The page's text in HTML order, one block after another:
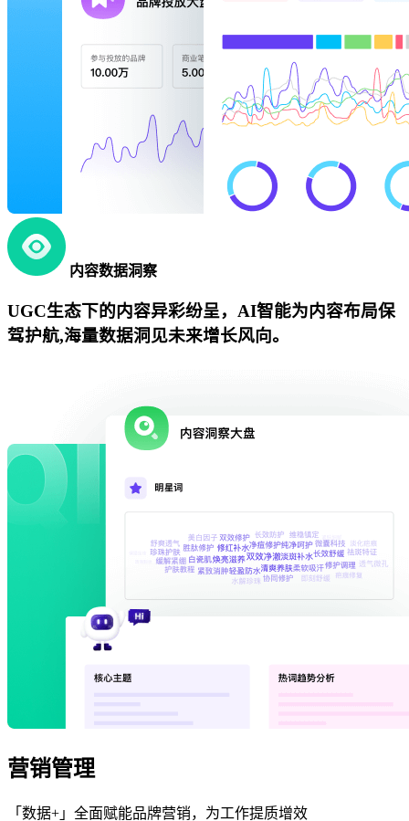
内容数据洞察
UGC生态下的内容异彩纷呈，AI智能为内容布局保
驾护航,海量数据洞见未来增长风向。
营销管理
「数据+」全面赋能品牌营销，为工作提质增效